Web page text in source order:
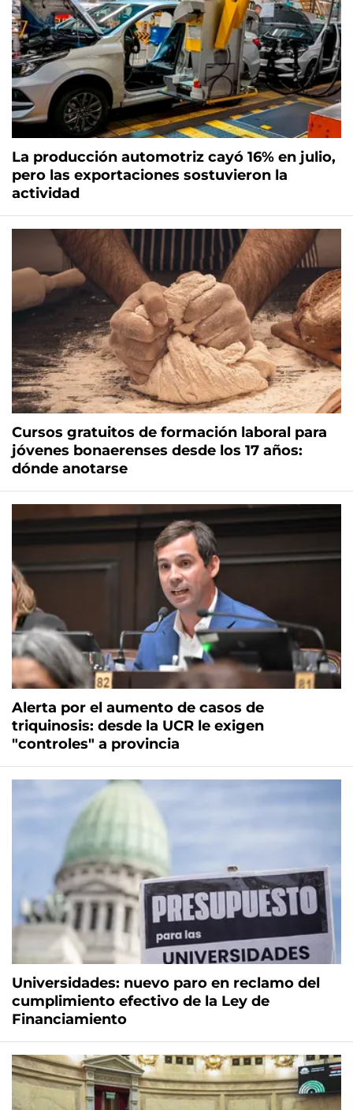
La producción automotriz cayó 16% en julio,
pero las exportaciones sostuvieron la
actividad
Cursos gratuitos de formación laboral para
jóvenes bonaerenses desde los 17 años:
dónde anotarse
Alerta por el aumento de casos de
triquinosis: desde la UCR le exigen
"controles" a provincia
Universidades: nuevo paro en reclamo del
cumplimiento efectivo de la Ley de
Financiamiento